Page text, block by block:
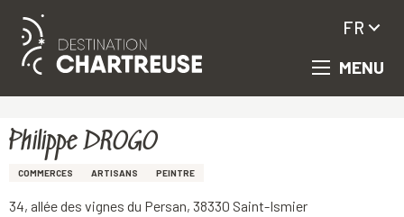
Aller
principal
MENU
FR
Philippe DROGO
COMMERCES ARTISANS PEINTRE
34, allée des vignes du Persan, 38330 Saint-Ismier